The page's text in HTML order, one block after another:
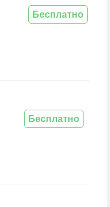
Бесплатно
Бесплатно